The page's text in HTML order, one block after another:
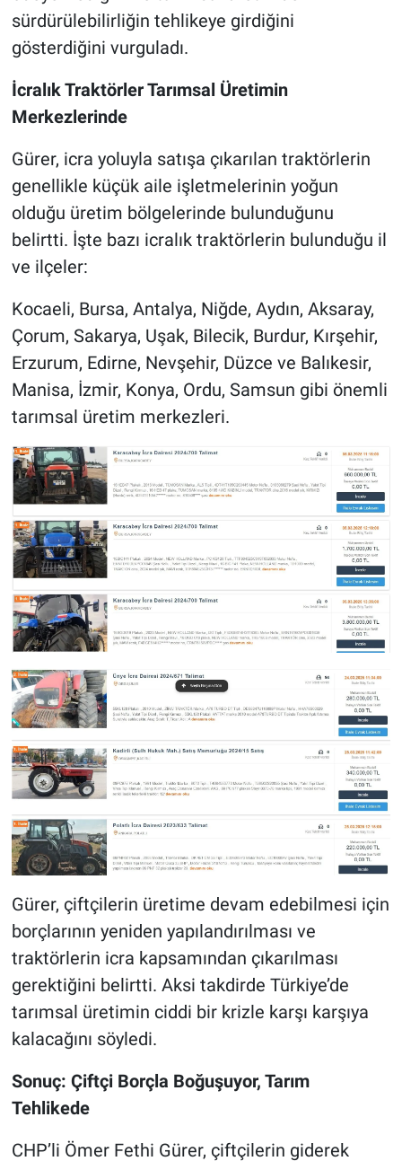
sürdürülebilirliğin tehlikeye girdiğini
gösterdiğini vurguladı.
İcralık Traktörler Tarımsal Üretimin
Merkezlerinde
Gürer, icra yoluyla satışa çıkarılan traktörlerin
genellikle küçük aile işletmelerinin yoğun
olduğu üretim bölgelerinde bulunduğunu
belirtti. İşte bazı icralık traktörlerin bulunduğu il
ve ilçeler:
Kocaeli, Bursa, Antalya, Niğde, Aydın, Aksaray,
Çorum, Sakarya, Uşak, Bilecik, Burdur, Kırşehir,
Erzurum, Edirne, Nevşehir, Düzce ve Balıkesir,
Manisa, İzmir, Konya, Ordu, Samsun gibi önemli
tarımsal üretim merkezleri.
Gürer, çiftçilerin üretime devam edebilmesi için
borçlarının yeniden yapılandırılması ve
traktörlerin icra kapsamından çıkarılması
gerektiğini belirtti. Aksi takdirde Türkiye’de
tarımsal üretimin ciddi bir krizle karşı karşıya
kalacağını söyledi.
Sonuç: Çiftçi Borçla Boğuşuyor, Tarım
Tehlikede
CHP’li Ömer Fethi Gürer, çiftçilerin giderek